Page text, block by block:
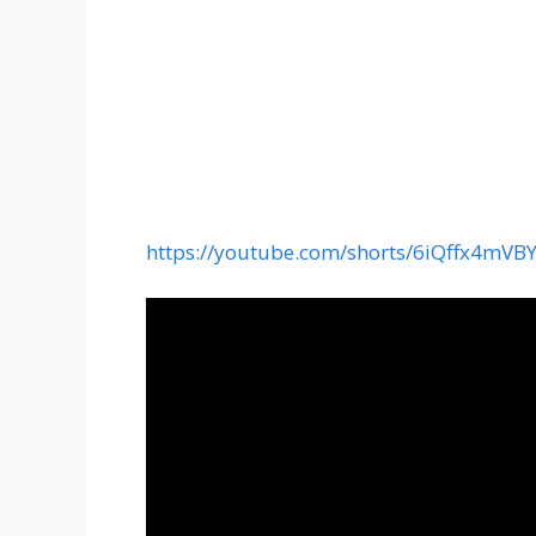
https://youtube.com/shorts/6iQffx4mVBY